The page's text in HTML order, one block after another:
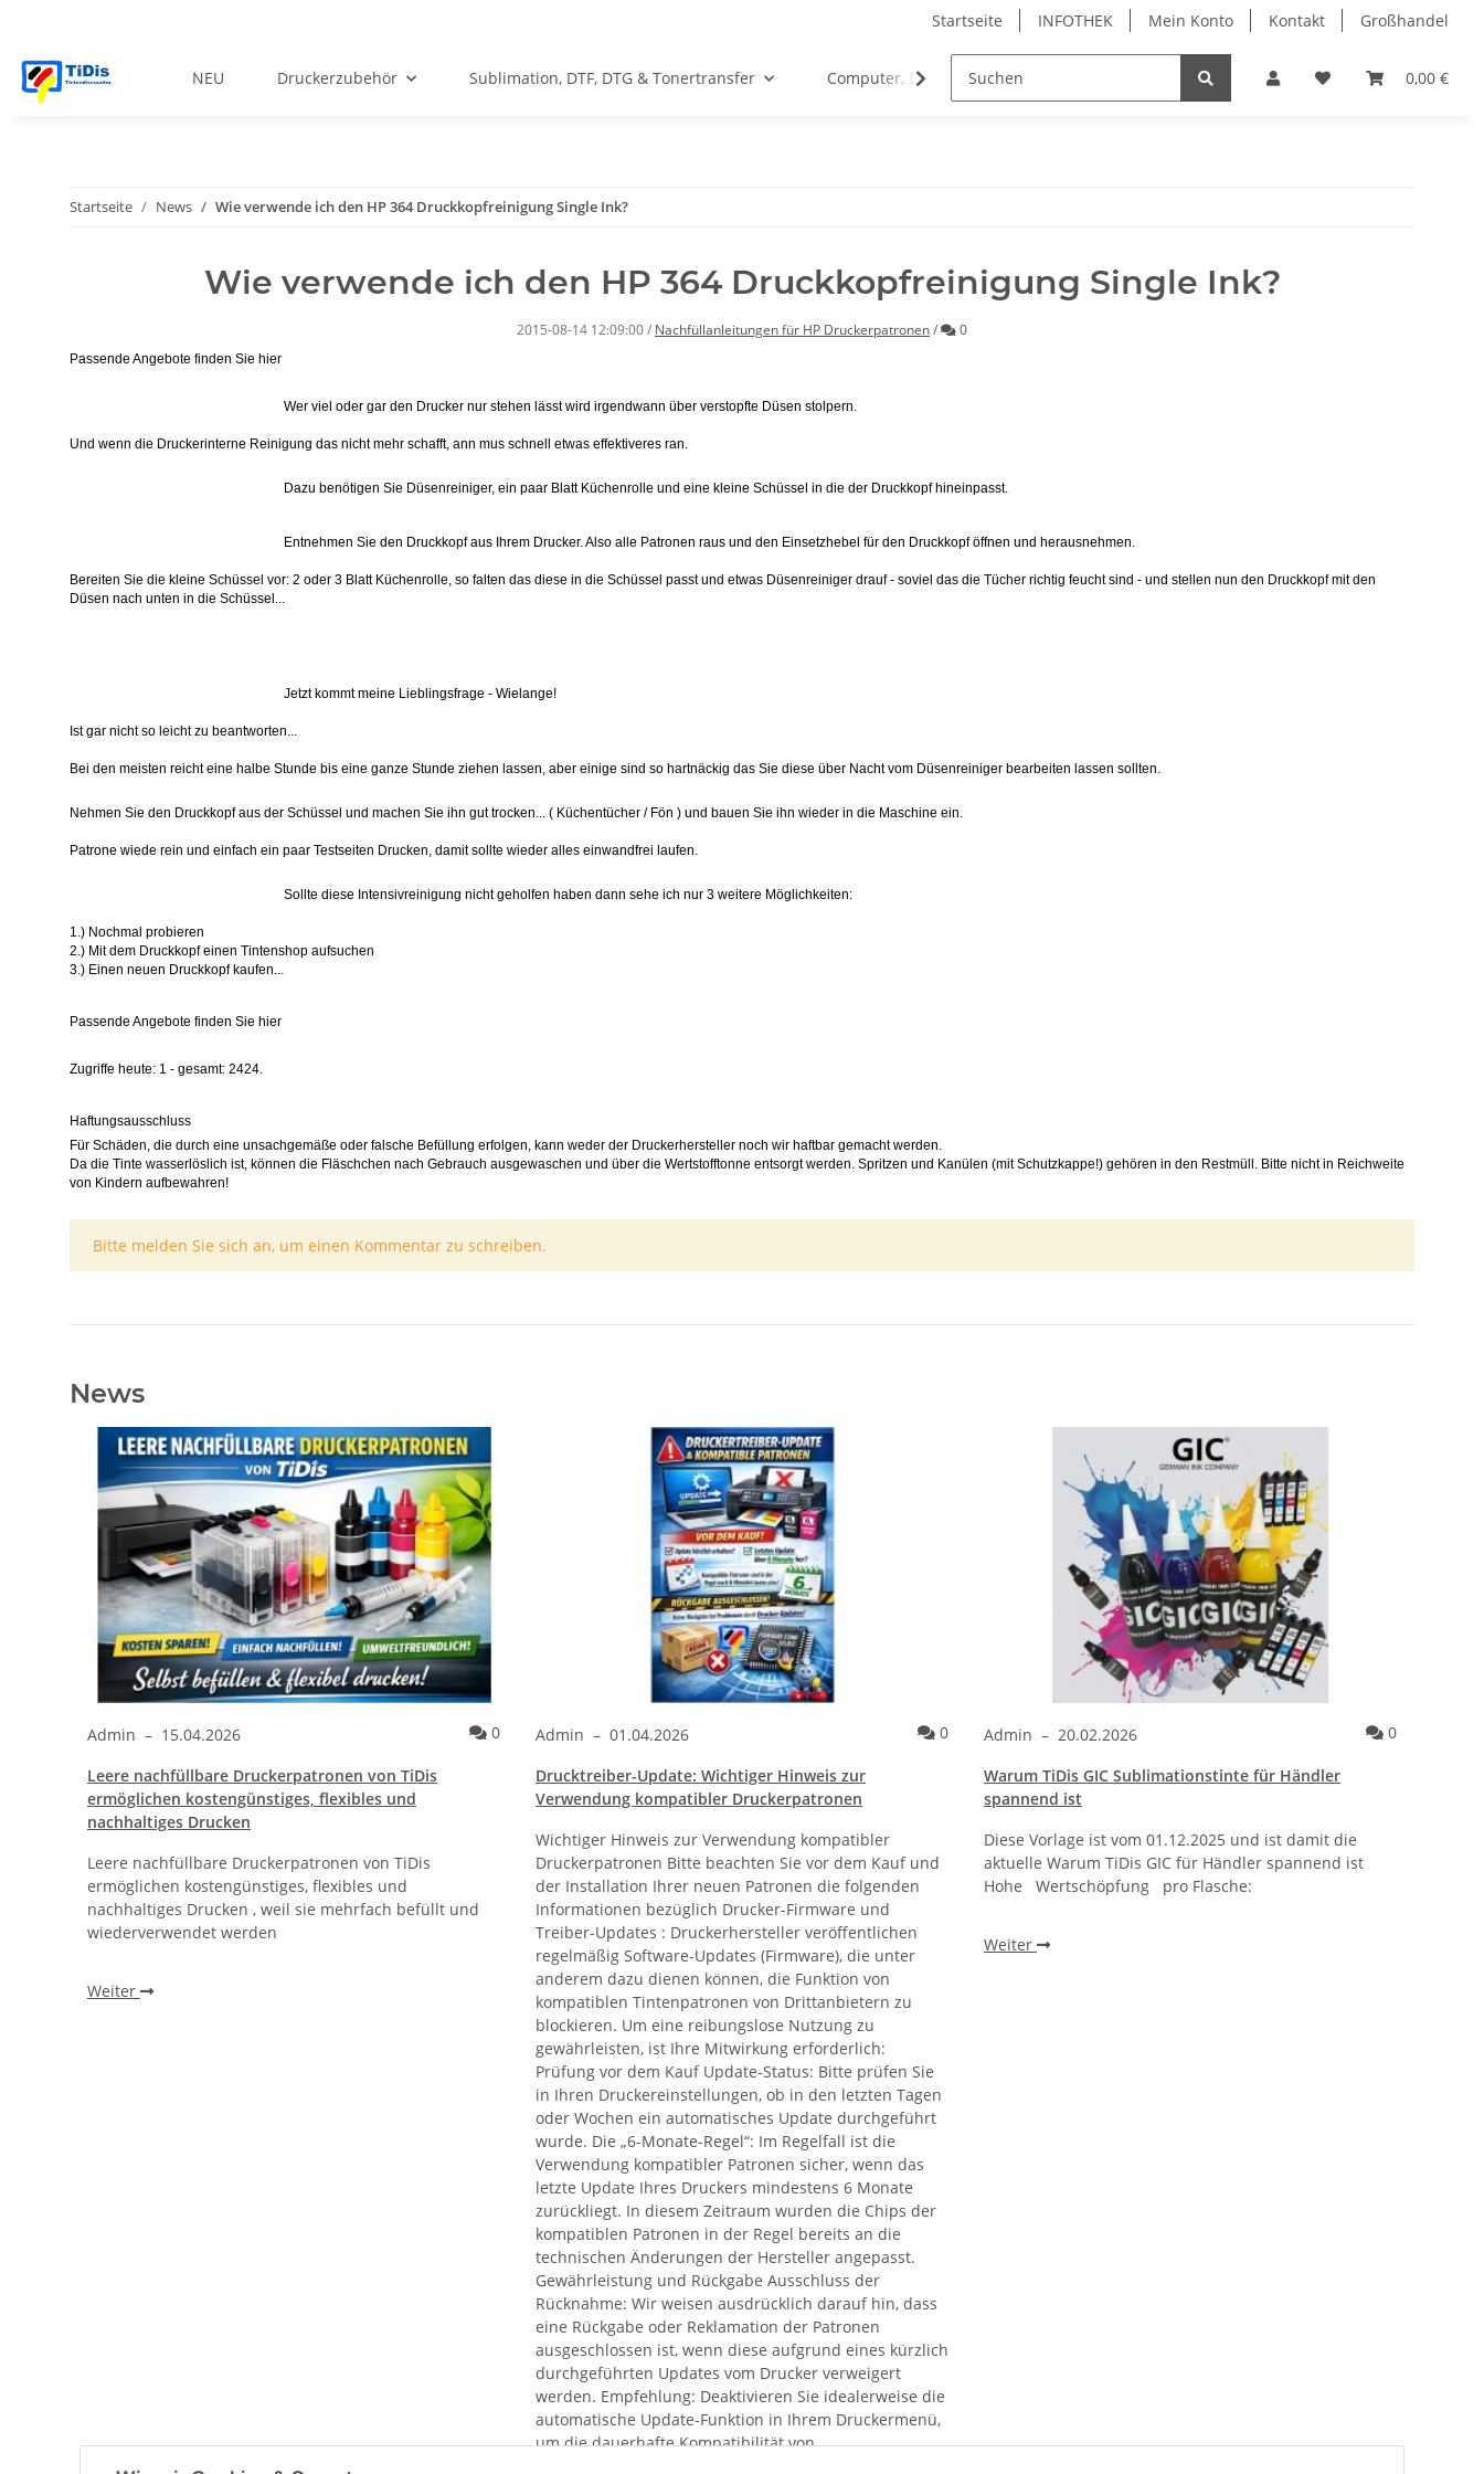
Startseite INFOTHEK Mein Konto Kontakt Großhandel
0,00 €
NEU Druckerzubehör Sublimation, DTF, DTG & Tonertransfer Computer, Drucker & Bürobedarf PVC Kartendrucker & Zubehör TiDis
Startseite News Wie verwende ich den HP 364 Druckkopfreinigung Single Ink?
Wie verwende ich den HP 364 Druckkopfreinigung Single Ink?
2015-08-14 12:09:00/ Nachfüllanleitungen für HP Druckerpatronen/ Kommentare
0
Passende Angebote finden Sie hier
Wer viel oder gar den Drucker nur stehen lässt wird irgendwann über verstopfte Düsen stolpern.
Und wenn die Druckerinterne Reinigung das nicht mehr schafft, ann mus schnell etwas effektiveres ran.
Dazu benötigen Sie Düsenreiniger, ein paar Blatt Küchenrolle und eine kleine Schüssel in die der Druckkopf hineinpasst.
Entnehmen Sie den Druckkopf aus Ihrem Drucker. Also alle Patronen raus und den Einsetzhebel für den Druckkopf öffnen und herausnehmen.
Bereiten Sie die kleine Schüssel vor: 2 oder 3 Blatt Küchenrolle, so falten das diese in die Schüssel passt und etwas Düsenreiniger drauf - soviel das die Tücher richtig feucht sind - und stellen nun den Druckkopf mit den
Düsen nach unten in die Schüssel...
Jetzt kommt meine Lieblingsfrage - Wielange!
Ist gar nicht so leicht zu beantworten...
Bei den meisten reicht eine halbe Stunde bis eine ganze Stunde ziehen lassen, aber einige sind so hartnäckig das Sie diese über Nacht vom Düsenreiniger bearbeiten lassen sollten.
Nehmen Sie den Druckkopf aus der Schüssel und machen Sie ihn gut trocken... ( Küchentücher / Fön ) und bauen Sie ihn wieder in die Maschine ein.
Patrone wiede rein und einfach ein paar Testseiten Drucken, damit sollte wieder alles einwandfrei laufen.
Sollte diese Intensivreinigung nicht geholfen haben dann sehe ich nur 3 weitere Möglichkeiten:
1.) Nochmal probieren
2.) Mit dem Druckkopf einen Tintenshop aufsuchen
3.) Einen neuen Druckkopf kaufen...
Passende Angebote finden Sie hier
Zugriffe heute: 1 - gesamt: 2424.
Haftungsausschluss
Für Schäden, die durch eine unsachgemäße oder falsche Befüllung erfolgen, kann weder der Druckerhersteller noch wir haftbar gemacht werden.
Da die Tinte wasserlöslich ist, können die Fläschchen nach Gebrauch ausgewaschen und über die Wertstofftonne entsorgt werden. Spritzen und Kanülen (mit Schutzkappe!) gehören in den Restmüll. Bitte nicht in Reichweite
von Kindern aufbewahren!
x
Bitte melden Sie sich an, um einen Kommentar zu schreiben.
News
Kommentare
Admin – 15.04.2026 Kommentare
0
Leere nachfüllbare Druckerpatronen von TiDis
ermöglichen kostengünstiges, flexibles und
nachhaltiges Drucken
Leere nachfüllbare Druckerpatronen von TiDis
ermöglichen kostengünstiges, flexibles und
nachhaltiges Drucken , weil sie mehrfach befüllt und
wiederverwendet werden
Weiter
Admin – 01.04.2026 Kommentare
0
Drucktreiber-Update: Wichtiger Hinweis zur
Verwendung kompatibler Druckerpatronen
Wichtiger Hinweis zur Verwendung kompatibler
Druckerpatronen Bitte beachten Sie vor dem Kauf und
der Installation Ihrer neuen Patronen die folgenden
Informationen bezüglich Drucker-Firmware und
Treiber-Updates : Druckerhersteller veröffentlichen
regelmäßig Software-Updates (Firmware), die unter
anderem dazu dienen können, die Funktion von
kompatiblen Tintenpatronen von Drittanbietern zu
blockieren. Um eine reibungslose Nutzung zu
gewährleisten, ist Ihre Mitwirkung erforderlich:
Prüfung vor dem Kauf Update-Status: Bitte prüfen Sie
in Ihren Druckereinstellungen, ob in den letzten Tagen
oder Wochen ein automatisches Update durchgeführt
wurde. Die „6-Monate-Regel“: Im Regelfall ist die
Verwendung kompatibler Patronen sicher, wenn das
letzte Update Ihres Druckers mindestens 6 Monate
zurückliegt. In diesem Zeitraum wurden die Chips der
kompatiblen Patronen in der Regel bereits an die
technischen Änderungen der Hersteller angepasst.
Gewährleistung und Rückgabe Ausschluss der
Rücknahme: Wir weisen ausdrücklich darauf hin, dass
eine Rückgabe oder Reklamation der Patronen
ausgeschlossen ist, wenn diese aufgrund eines kürzlich
durchgeführten Updates vom Drucker verweigert
werden. Empfehlung: Deaktivieren Sie idealerweise die
automatische Update-Funktion in Ihrem Druckermenü,
um die dauerhafte Kompatibilität von
Admin – 20.02.2026 Kommentare
0
Warum TiDis GIC Sublimationstinte für Händler
spannend ist
Diese Vorlage ist vom 01.12.2025 und ist damit die
aktuelle Warum TiDis GIC für Händler spannend ist
Hohe Wertschöpfung pro Flasche:
Weiter